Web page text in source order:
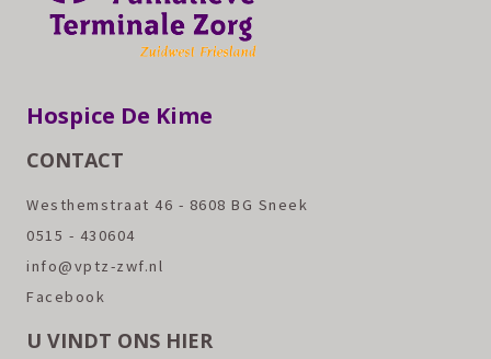
Hospice De Kime
CONTACT
Westhemstraat 46 - 8608 BG Sneek
0515 - 430604
info@vptz-zwf.nl
Facebook
U VINDT ONS HIER